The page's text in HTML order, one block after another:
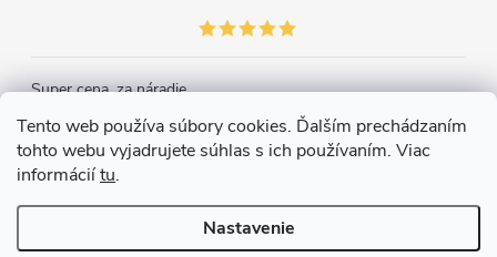
Tento web používa súbory cookies. Ďalším prechádzaním
tohto webu vyjadrujete súhlas s ich používaním. Viac
informáciítu.
Nastavenie
Super cena, za náradie.